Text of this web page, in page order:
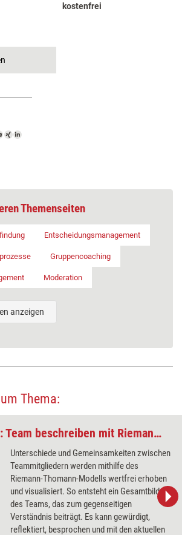
kostenfrei
Themenseiten
Entscheidungsmanagement
Gruppencoaching
Moderation
anzeigen
Thema:
Team-Workshop: Team beschreiben mit Riemann-Thomann
Unterschiede und Gemeinsamkeiten zwischen
Teammitgliedern werden mithilfe des
Riemann-Thomann-Modells wertfrei erhoben
und visualisiert. So entsteht ein Gesamtbild
des Teams, das zum gegenseitigen
Verständnis beiträgt. Es kann gewürdigt,
reflektiert, besprochen und mit den aktuellen